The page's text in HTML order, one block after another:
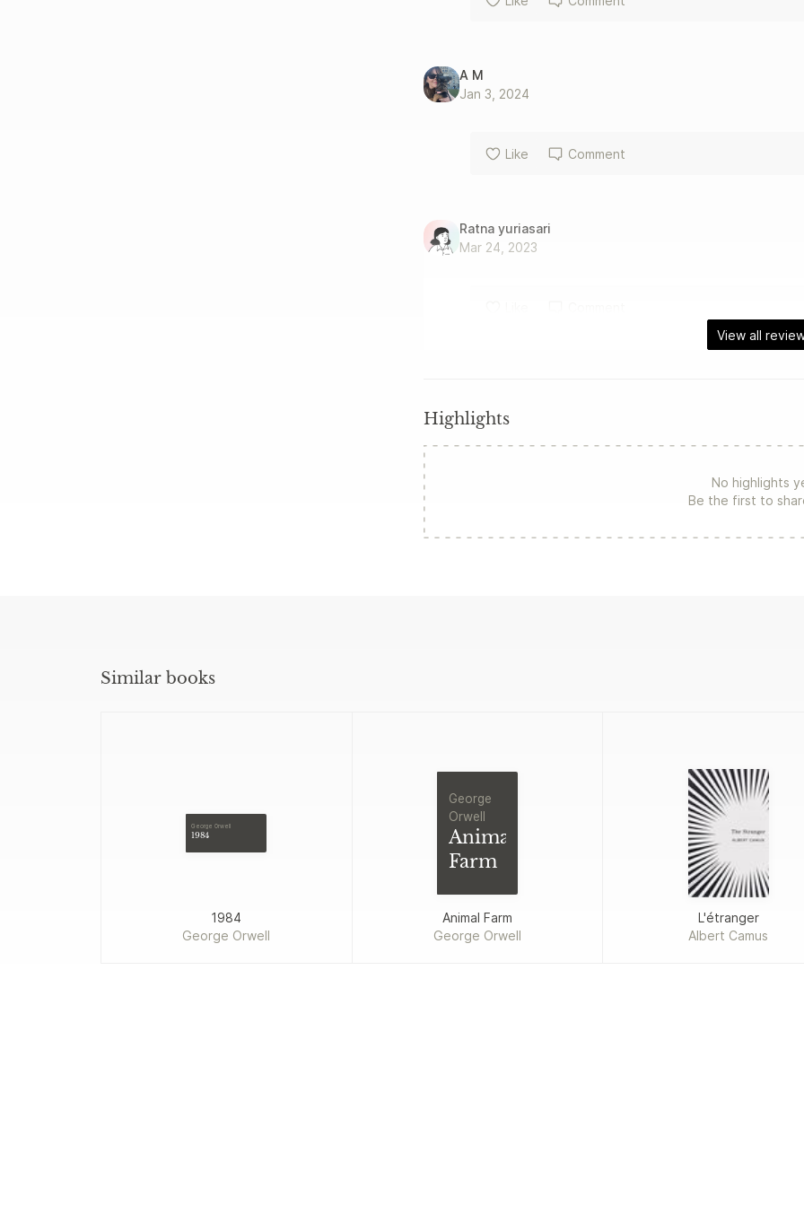
A M
Jan 3, 2024
Like Comment
Ratna yuriasari
Mar 24, 2023
View all
Highlights
No highlights
Be the first to
Similar books
George Orwell
1984
1984
George Orwell
George
Orwell
Animal
Farm
Animal Farm
George Orwell
L'étranger
Albert Camus